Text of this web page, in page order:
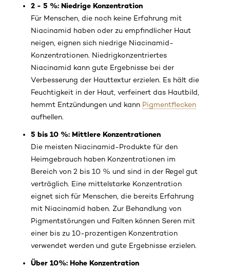
2 - 5 %: Niedrige Konzentration
Für Menschen, die noch keine Erfahrung mit
Niacinamid haben oder zu empfindlicher Haut
neigen, eignen sich niedrige Niacinamid-
Konzentrationen. Niedrigkonzentriertes
Niacinamid kann gute Ergebnisse bei der
Verbesserung der Hauttextur erzielen. Es hält die
Feuchtigkeit in der Haut, verfeinert das Hautbild,
hemmt Entzündungen und kann Pigmentflecken
aufhellen.
5 bis 10 %: Mittlere Konzentrationen
Die meisten Niacinamid-Produkte für den
Heimgebrauch haben Konzentrationen im
Bereich von 2 bis 10 % und sind in der Regel gut
verträglich. Eine mittelstarke Konzentration
eignet sich für Menschen, die bereits Erfahrung
mit Niacinamid haben. Zur Behandlung von
Pigmentstörungen und Falten können Seren mit
einer bis zu 10-prozentigen Konzentration
verwendet werden und gute Ergebnisse erzielen.
Über 10%: Hohe Konzentration